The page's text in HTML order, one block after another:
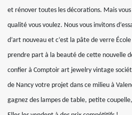
et rénover toutes les décorations. Mais
qualité vous voulez. Nous vous invitons
d’art nouveau et c’est la pâte de verre
prendre part à la beauté de cette nouvelle
confier à Comptoir art jewelry vintage
de Nancy votre projet dans ce milieu à
gagnez des lampes de table, petite